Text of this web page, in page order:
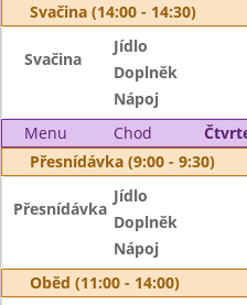
Svačina (14:00 - 14:30)
Svačina
Jídlo
Doplněk
Nápoj
Menu
Chod
Přesnídávka (9:00 - 9:30)
Přesnídávka
Jídlo
Doplněk
Nápoj
Oběd (11:00 - 14:00)